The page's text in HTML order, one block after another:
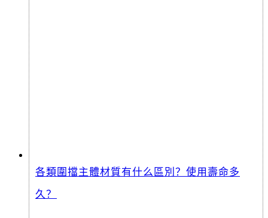
各類圍擋主體材質有什么區別？使用壽命多
久？